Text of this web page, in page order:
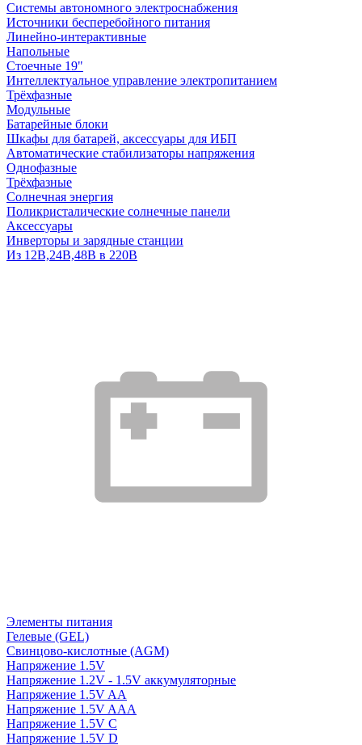
Системы автономного электроснабжения
Источники бесперебойного питания
Линейно-интерактивные
Напольные
Стоечные 19"
Интеллектуальное управление электропитанием
Трёхфазные
Модульные
Батарейные блоки
Шкафы для батарей, аксессуары для ИБП
Автоматические стабилизаторы напряжения
Однофазные
Трёхфазные
Солнечная энергия
Поликристалические солнечные панели
Аксессуары
Инверторы и зарядные станции
Из 12В,24В,48В в 220В
Элементы питания
Гелевые (GEL)
Свинцово-кислотные (AGM)
Напряжение 1.5V
Напряжение 1.2V - 1.5V аккумуляторные
Напряжение 1.5V AA
Напряжение 1.5V AAA
Напряжение 1.5V C
Напряжение 1.5V D